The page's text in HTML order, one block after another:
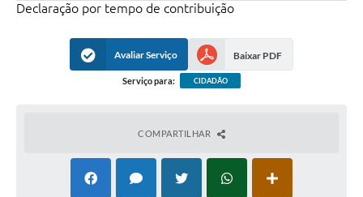
Declaração por tempo de contribuição
Avaliar Serviço Baixar PDF
Serviço para: CIDADÃO
COMPARTILHAR